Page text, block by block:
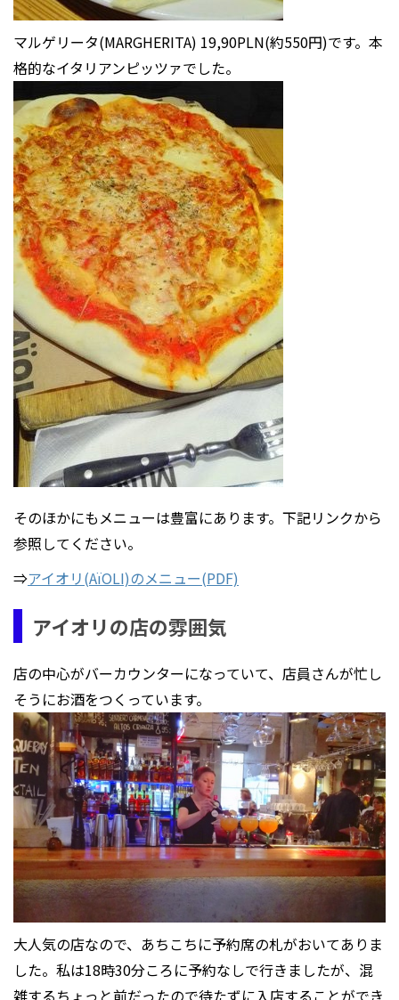
マルゲリータ(MARGHERITA) 19,90PLN(約550円)です。本
格的なイタリアンピッツァでした。
そのほかにもメニューは豊富にあります。下記リンクから
参照してください。
⇒アイオリ(AïOLI)のメニュー(PDF)
アイオリの店の雰囲気
店の中心がバーカウンターになっていて、店員さんが忙し
そうにお酒をつくっています。
大人気の店なので、あちこちに予約席の札がおいてありま
した。私は18時30分ころに予約なしで行きましたが、混
雑するちょっと前だったので待たずに入店することができ